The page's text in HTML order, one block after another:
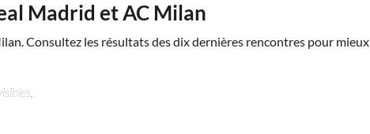
Madrid et AC Milan
Consultez les résultats des dix dernières rencontres pour mieux